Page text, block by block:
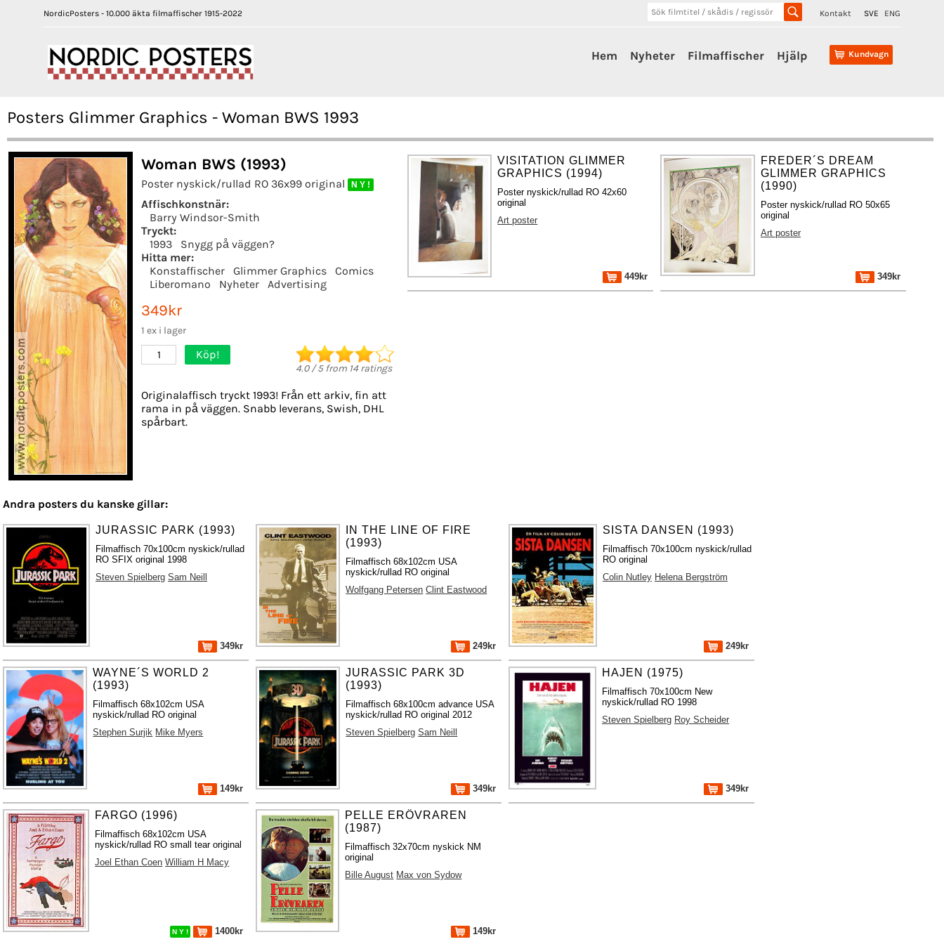
NordicPosters - 10.000 äkta filmaffischer 1915-2022 Kontakt SVE ENG
Kundvagn
Hem Nyheter Filmaffischer Hjälp
Posters Glimmer Graphics - Woman BWS 1993
Woman BWS (1993)
Poster nyskick/rullad RO 36x99 original N Y !
Affischkonstnär:
Barry Windsor-Smith
Tryckt:
1993
Snygg på väggen?
Hitta mer:
Konstaffischer
Glimmer Graphics
Comics
Liberomano
Nyheter Advertising
349kr
1 ex i lager
1 Köp!
4.0/5from 14 ratings
Originalaffisch tryckt 1993! Från ett arkiv, fin att
rama in på väggen. Snabb leverans, Swish, DHL
spårbart.
VISITATION GLIMMER
GRAPHICS (1994)
Poster nyskick/rullad RO 42x60
original
Art poster
449kr
FREDER´S DREAM
GLIMMER GRAPHICS
(1990)
Poster nyskick/rullad RO 50x65
original
Art poster
349kr
Andra posters du kanske gillar:
JURASSIC PARK (1993)
Filmaffisch 70x100cm nyskick/rullad
RO SFIX original 1998
Steven Spielberg Sam Neill
349kr
IN THE LINE OF FIRE
(1993)
Filmaffisch 68x102cm USA
nyskick/rullad RO original
Wolfgang Petersen Clint Eastwood
249kr
SISTA DANSEN (1993)
Filmaffisch 70x100cm nyskick/rullad
RO original
Colin Nutley Helena Bergström
249kr
WAYNE´S WORLD 2
(1993)
Filmaffisch 68x102cm USA
nyskick/rullad RO original
Stephen Surjik Mike Myers
149kr
JURASSIC PARK 3D
(1993)
Filmaffisch 68x100cm advance USA
nyskick/rullad RO original 2012
Steven Spielberg Sam Neill
349kr
HAJEN (1975)
Filmaffisch 70x100cm New
nyskick/rullad RO 1998
Steven Spielberg Roy Scheider
349kr
FARGO (1996)
Filmaffisch 68x102cm USA
nyskick/rullad RO small tear original
Joel Ethan Coen William H Macy
N Y ! 1400kr
PELLE ERÖVRAREN
(1987)
Filmaffisch 32x70cm nyskick NM
original
Bille August Max von Sydow
149kr